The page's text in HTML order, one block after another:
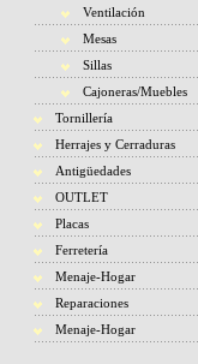
Ventilación
Mesas
Sillas
Cajoneras/Muebles
Tornillería
Herrajes y Cerraduras
Antigüedades
OUTLET
Placas
Ferretería
Menaje-Hogar
Reparaciones
Menaje-Hogar